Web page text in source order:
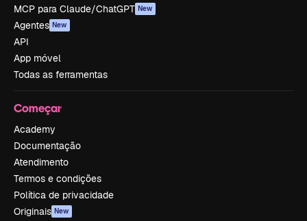
MCP para Claude/ChatGPT New
Agentes New
API
App móvel
Todas as ferramentas
Começar
Academy
Documentação
Atendimento
Termos e condições
Política de privacidade
Originais New